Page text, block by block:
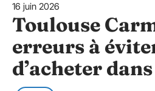
16 juin 2026
Toulouse
erreurs à
d’acheter